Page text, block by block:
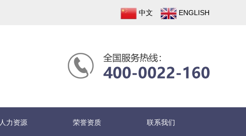
中文 ENGLISH
人力资源 荣誉资质 联系我们